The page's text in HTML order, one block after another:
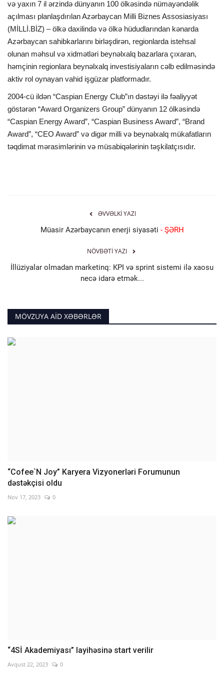
və yaxın 7 il ərzində dünyanın 100 ölkəsində nümayəndəlik
açılması planlaşdırılan Azərbaycan Milli Biznes Assosiasiyası
(MİLLİ.BİZ) – ölkə daxilində və ölkə hüdudlarından kənarda
Azərbaycan sahibkarlarını birləşdirən, regionlarda istehsal
olunan məhsul və xidmətləri beynəlxalq bazarlara çıxaran,
həmçinin regionlara beynəlxalq investisiyaların cəlb edilməsində
aktiv rol oynayan vahid işgüzar platformadır.
2004-cü ildən “Caspian Energy Club”ın dəstəyi ilə fəaliyyət
göstərən “Award Organizers Group” dünyanın 12 ölkəsində
“Caspian Energy Award”, “Caspian Business Award”, “Brand
Award”, “CEO Award” və digər milli və beynəlxalq mükafatların
təqdimat mərasimlərinin və müsabiqələrinin təşkilatçısıdır.
ƏVVƏLKI YAZI
Müasir Azərbaycanın enerji siyasəti - ŞƏRH
NÖVBƏTI YAZI
İllüziyalar olmadan marketinq: KPI və sprint sistemi ilə xaosu
necə idarə etmək...
MÖVZUYA AID XƏBƏRLƏR
“Cofee`N Joy” Karyera Vizyonerləri Forumunun
dəstəkçisi oldu
Nov 17, 2023 0
“4Sİ Akademiyası” layihəsinə start verilir
Avqust 22, 2023 0